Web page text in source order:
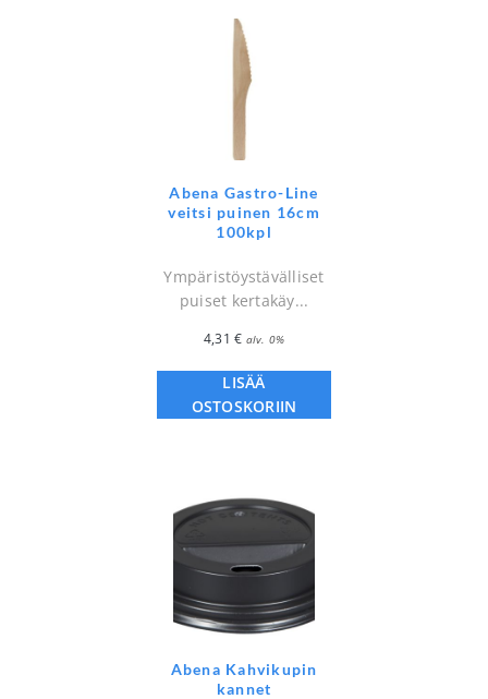
Abena Gastro-Line
veitsi puinen 16cm
100kpl
Ympäristöystävälliset
puiset kertakäy...
4,31 € alv. 0%
LISÄÄ
OSTOSKORIIN
Abena Kahvikupin
kannet